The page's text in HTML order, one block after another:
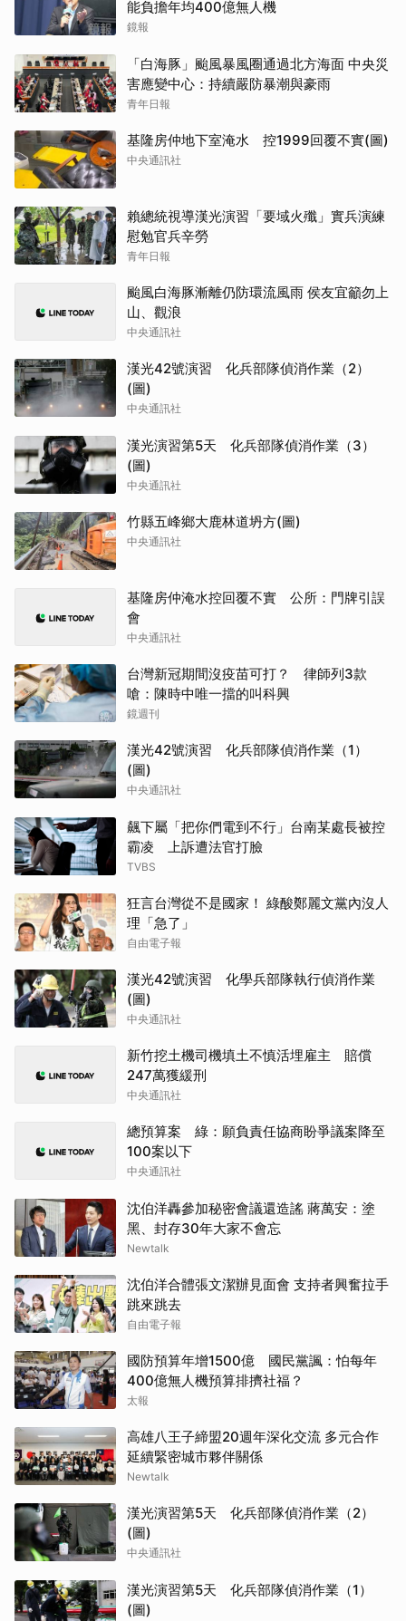
能負擔年均400億無人機
鏡報
「白海豚」颱風暴風圈通過北方海面 中央災
害應變中心：持續嚴防暴潮與豪雨
青年日報
基隆房仲地下室淹水 控1999回覆不實(圖)
中央通訊社
賴總統視導漢光演習「要域火殲」實兵演練
慰勉官兵辛勞
青年日報
颱風白海豚漸離仍防環流風雨 侯友宜籲勿上
山、觀浪
中央通訊社
漢光42號演習 化兵部隊偵消作業（2）
(圖)
中央通訊社
漢光演習第5天 化兵部隊偵消作業（3）
(圖)
中央通訊社
竹縣五峰鄉大鹿林道坍方(圖)
中央通訊社
基隆房仲淹水控回覆不實 公所：門牌引誤
會
中央通訊社
台灣新冠期間沒疫苗可打？ 律師列3款
嗆：陳時中唯一擋的叫科興
鏡週刊
漢光42號演習 化兵部隊偵消作業（1）
(圖)
中央通訊社
飆下屬「把你們電到不行」台南某處長被控
霸凌 上訴遭法官打臉
TVBS
狂言台灣從不是國家！ 綠酸鄭麗文黨內沒人
理「急了」
自由電子報
漢光42號演習 化學兵部隊執行偵消作業
(圖)
中央通訊社
新竹挖土機司機填土不慎活埋雇主 賠償
247萬獲緩刑
中央通訊社
總預算案 綠：願負責任協商盼爭議案降至
100案以下
中央通訊社
沈伯洋轟參加秘密會議還造謠 蔣萬安：塗
黑、封存30年大家不會忘
Newtalk
沈伯洋合體張文潔辦見面會 支持者興奮拉手
跳來跳去
自由電子報
國防預算年增1500億 國民黨諷：怕每年
400億無人機預算排擠社福？
太報
高雄八王子締盟20週年深化交流 多元合作
延續緊密城市夥伴關係
Newtalk
漢光演習第5天 化兵部隊偵消作業（2）
(圖)
中央通訊社
漢光演習第5天 化兵部隊偵消作業（1）
(圖)